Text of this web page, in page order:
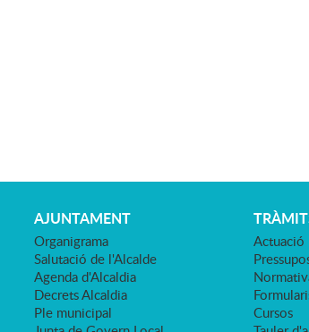
AJUNTAMENT
Organigrama
Salutació de l'Alcalde
Agenda d'Alcaldia
Decrets Alcaldia
Ple municipal
Actuació
Cursos